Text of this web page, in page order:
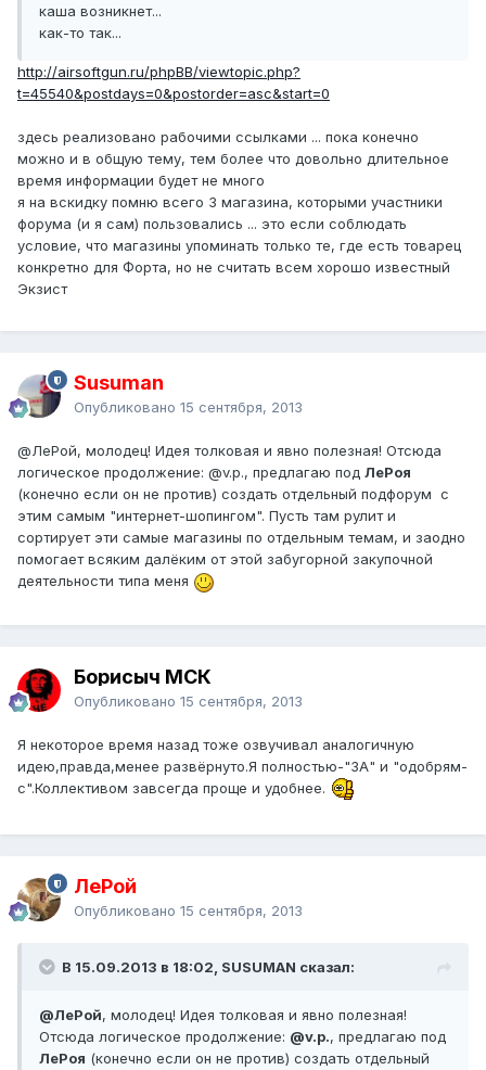
каша возникнет...
как-то так...
http://airsoftgun.ru/phpBB/viewtopic.php?
t=45540&postdays=0&postorder=asc&start=0
здесь реализовано рабочими ссылками ... пока конечно
можно и в общую тему, тем более что довольно длительное
время информации будет не много
я на вскидку помню всего 3 магазина, которыми участники
форума (и я сам) пользовались ... это если соблюдать
условие, что магазины упоминать только те, где есть товарец
конкретно для Форта, но не считать всем хорошо известный
Экзист
Susuman
Опубликовано 15 сентября, 2013
@ЛеРой, молодец! Идея толковая и явно полезная! Отсюда
логическое продолжение: @v.p., предлагаю под ЛеРоя
(конечно если он не против) создать отдельный подфорум с
этим самым "интернет-шопингом". Пусть там рулит и
сортирует эти самые магазины по отдельным темам, и заодно
помогает всяким далёким от этой забугорной закупочной
деятельности типа меня
Борисыч МСК
Опубликовано 15 сентября, 2013
Я некоторое время назад тоже озвучивал аналогичную
идею,правда,менее развёрнуто.Я полностью-"ЗА" и "одобрям-
с".Коллективом завсегда проще и удобнее.
ЛеРой
Опубликовано 15 сентября, 2013
В 15.09.2013 в 18:02, SUSUMAN сказал:
@ЛеРой, молодец! Идея толковая и явно полезная!
Отсюда логическое продолжение: @v.p., предлагаю под
ЛеРоя (конечно если он не против) создать отдельный